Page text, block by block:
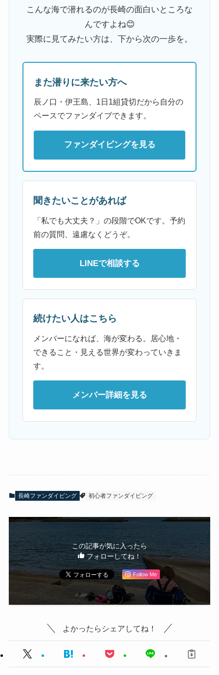
こんな海で潜れるのが長崎の面白いところな
んですよね😊
実際に見てみたい方は、下から次の一歩を。
また潜りに来たい方へ
辰ノ口・伊王島、1日1組貸切だから自分の
ペースでファンダイブできます。
ファンダイビングを見る
聞きたいことがあれば
「私でも大丈夫？」の段階でOKです。予約
前の質問、遠慮なくどうぞ。
LINEで相談する
続けたい人はこちら
メンバーになれば、海が変わる。居心地・
できること・見える世界が変わっていきま
す。
メンバー詳細を見る
長崎ファンダイビング 初心者ファンダイビング
この記事が気に入ったら
フォローしてね！
Follow Me
よかったらシェアしてね！